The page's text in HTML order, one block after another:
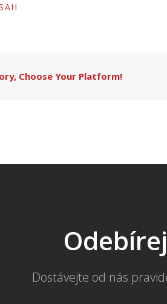
Choose Your Platform!
Dostávejte od nás